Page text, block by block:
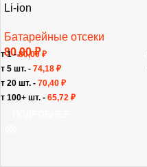
Li-ion
Батарейные отсеки
80,00₽
1 -80,00₽
5 шт. - 74,18 ₽
20 шт. - 70,40 ₽
100+ шт. - 65,72 ₽